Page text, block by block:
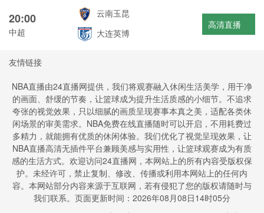
20:00
中超
云南玉昆
大连英博
高清直播
友情链接
NBA直播由24直播网提供，我们将观赛融入休闲生活美学，用干净
的画面、舒缓的节奏，让篮球成为提升生活质感的小细节。不追求
夸张的视觉效果，只以细腻的画质呈现赛事本真之美，适配各类休
闲场景的审美需求。NBA免费在线直播随时可以开启，不用耗费过
多精力，就能拥有优质的休闲体验。我们优化了视觉呈现效果，让
NBA直播高清无插件平台兼顾美感与实用性，让篮球观赛成为有质
感的生活方式。欢迎访问24直播网，本网站上的所有内容受版权保
护。未经许可，禁止复制、修改、传播或利用本网站上的任何内
容。本网站部分内容来源于互联网，若有侵犯了您的版权请随时与
我们联系。页面更新时间：2026年08月08日14时05分